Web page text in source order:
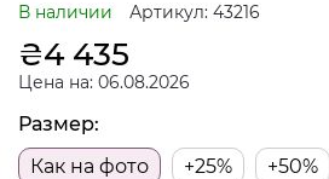
В наличии Артикул: 43216
₴4 435
Цена на: 06.08.2026
Размер:
Как на фото
+25% +50%